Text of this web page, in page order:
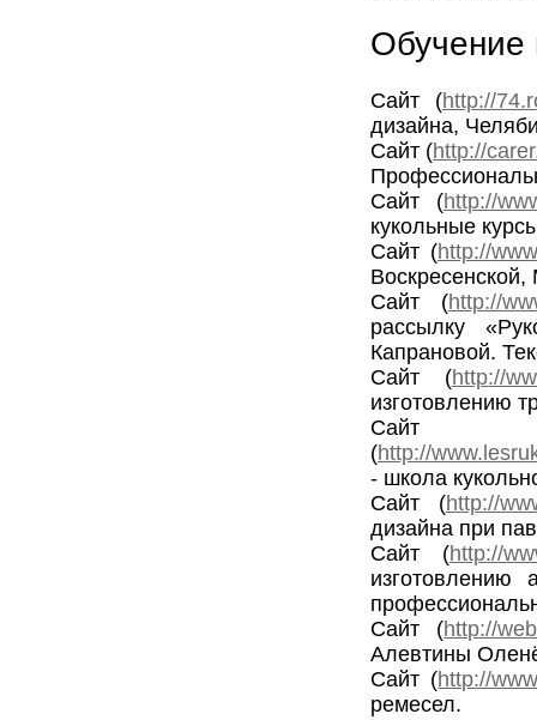
Обучение
Сайт (http://
дизайна,
Сайт (http://
Сайт (http://
кукольные
Сайт (http://
Сайт (http://
рассылку
Капрановой.
Сайт (http://
изготовлению
Сайт
(http://
- школа
Сайт (http://
дизайна при
Сайт (http://
изготовлению
Сайт (http://
Алевтины
Сайт (http://
ремесел.